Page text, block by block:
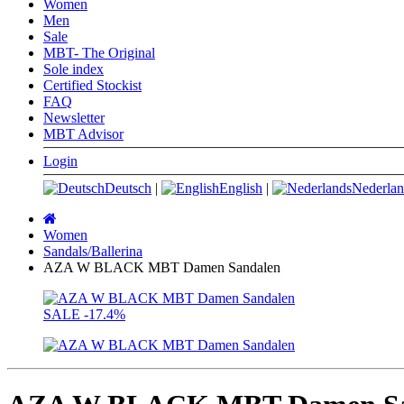
Women
Men
Sale
MBT- The Original
Sole index
Certified Stockist
FAQ
Newsletter
MBT Advisor
Login
Deutsch | English |
page
Women
Sandals/Ballerina
AZA W BLACK MBT Damen Sandalen
SALE -17.4%